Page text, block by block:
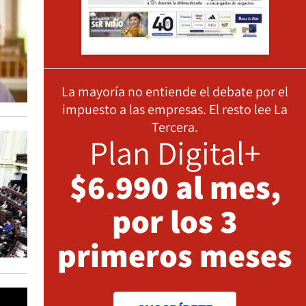
La mayoría no entiende el debate por el
impuesto a las empresas. El resto lee La
Tercera.
Plan Digital+
$6.990 al mes,
por los 3
primeros meses